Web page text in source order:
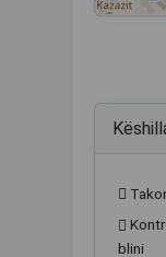
blini